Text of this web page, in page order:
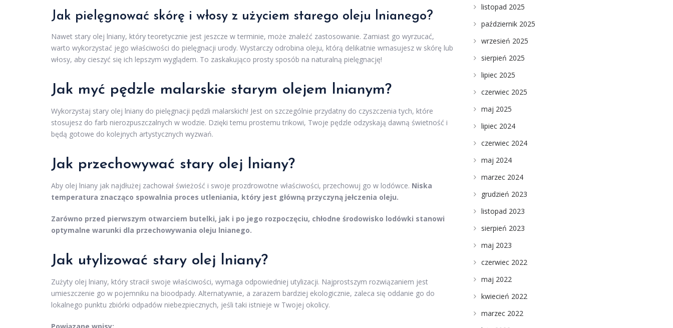
Jak pielęgnować skórę i włosy z użyciem starego oleju lnianego?
Nawet stary olej lniany, który teoretycznie jest jeszcze w terminie, może znaleźć zastosowanie. Zamiast go wyrzucać,
warto wykorzystać jego właściwości do pielęgnacji urody. Wystarczy odrobina oleju, którą delikatnie wmasujesz w skórę lub
włosy, aby cieszyć się ich lepszym wyglądem. To zaskakująco prosty sposób na naturalną pielęgnację!
Jak myć pędzle malarskie starym olejem lnianym?
Wykorzystaj stary olej lniany do pielęgnacji pędzli malarskich! Jest on szczególnie przydatny do czyszczenia tych, które
stosujesz do farb nierozpuszczalnych w wodzie. Dzięki temu prostemu trikowi, Twoje pędzle odzyskają dawną świetność i
będą gotowe do kolejnych artystycznych wyzwań.
Jak przechowywać stary olej lniany?
Aby olej lniany jak najdłużej zachował świeżość i swoje prozdrowotne właściwości, przechowuj go w lodówce. Niska
temperatura znacząco spowalnia proces utleniania, który jest główną przyczyną jełczenia oleju.
Zarówno przed pierwszym otwarciem butelki, jak i po jego rozpoczęciu, chłodne środowisko lodówki stanowi
optymalne warunki dla przechowywania oleju lnianego.
Jak utylizować stary olej lniany?
Zużyty olej lniany, który stracił swoje właściwości, wymaga odpowiedniej utylizacji. Najprostszym rozwiązaniem jest
umieszczenie go w pojemniku na bioodpady. Alternatywnie, a zarazem bardziej ekologicznie, zaleca się oddanie go do
lokalnego punktu zbiórki odpadów niebezpiecznych, jeśli taki istnieje w Twojej okolicy.
listopad 2025
październik 2025
wrzesień 2025
sierpień 2025
lipiec 2025
czerwiec 2025
maj 2025
lipiec 2024
czerwiec 2024
maj 2024
marzec 2024
grudzień 2023
listopad 2023
sierpień 2023
maj 2023
czerwiec 2022
maj 2022
kwiecień 2022
marzec 2022